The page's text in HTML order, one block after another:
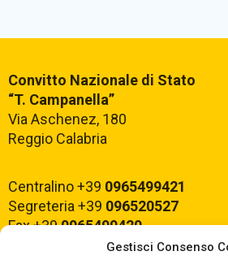
Gestisci Consenso
Convitto Nazionale di Stato
“T. Campanella”
Via Aschenez, 180
Reggio Calabria
Centralino +39 0965499421
Segreteria +39 096520527
Fax +390965499420